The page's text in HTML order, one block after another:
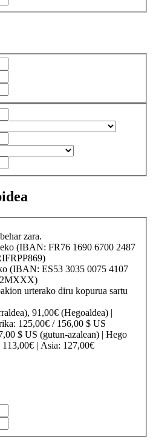
zara.
ko (IBAN: FR76 1690 6700 2487
(IBAN: ES53 3035 0075 4107
urterako diru kopurua sartu
91,00€ (Hegoaldea) |
: 125,00€ / 156,00 $ US
$ US (gutun-azalean) | Hego
113,00€ | Asia: 127,00€